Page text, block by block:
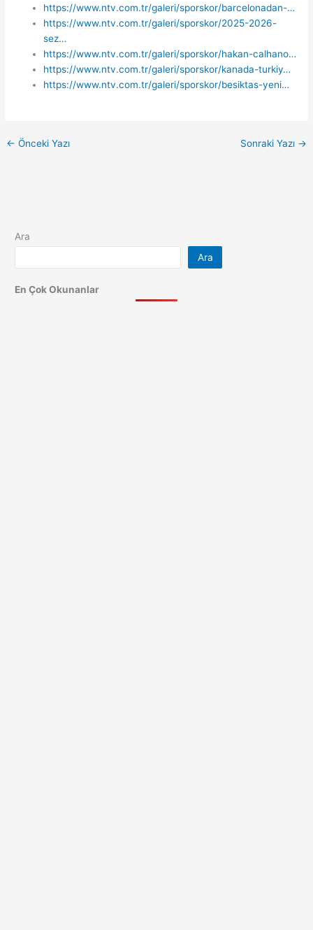
https://www.ntv.com.tr/galeri/sporskor/barcelonadan-…
https://www.ntv.com.tr/galeri/sporskor/2025-2026-
sez…
https://www.ntv.com.tr/galeri/sporskor/hakan-calhano…
https://www.ntv.com.tr/galeri/sporskor/kanada-turkiy…
https://www.ntv.com.tr/galeri/sporskor/besiktas-yeni…
← Önceki Yazı Sonraki Yazı →
Ara
Ara
En Çok Okunanlar